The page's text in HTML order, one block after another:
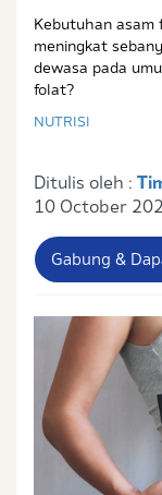
Kebutuhan
meningkat
dewasa pada
folat?
NUTRISI
Ditulis oleh :
10 October
Gabung &
Nama
No.
Buat Password
Status /